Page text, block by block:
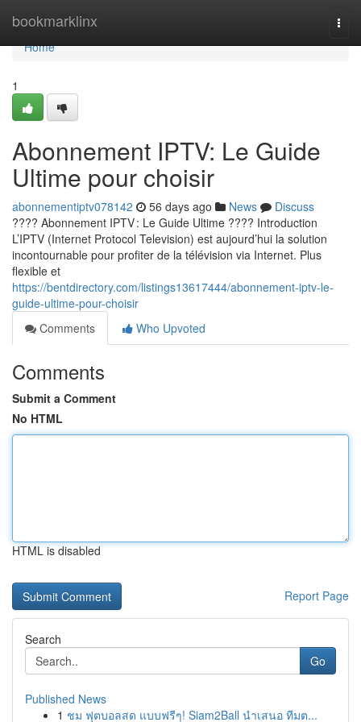
bookmarklinx
Home
Home
1
Abonnement IPTV: Le Guide
Ultime pour choisir
abonnementiptv078142 56 days ago News
Discuss
???? Abonnement IPTV : Le Guide Ultime ???? Introduction
L’IPTV (Internet Protocol Television) est aujourd’hui la solution
incontournable pour profiter de la télévision via Internet. Plus
flexible et
https://bentdirectory.com/listings13617444/abonnement-iptv-le-
guide-ultime-pour-choisir
Comments
Who Upvoted
Comments
Submit a Comment
No HTML
HTML is disabled
Report Page
Search
Go
Published News
1 ชม ฟุตบอลสด แบบฟรีๆ! Siam2Ball นำเสนอ ทีมต...